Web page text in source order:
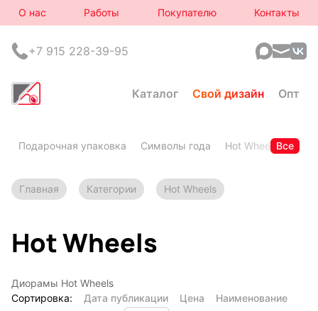
О нас Работы Покупателю Контакты
+7 915 228-39-95
Каталог Свой дизайн Опт
Подарочная упаковка Символы года Hot WheelsВсе
Главная Категории Hot Wheels
Hot Wheels
Диорамы Hot Wheels
Сортировка:
Дата публикации Цена
Наименование